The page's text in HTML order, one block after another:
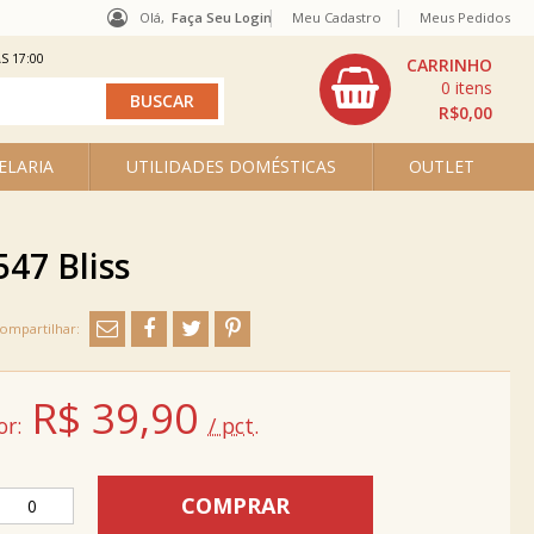
Olá, Faça Seu Login
UTILIDADES DOMÉSTICAS OUTLET
R$0,00
0
Meu Cadastro Meus Pedidos
17:00
Bliss
R$ 39,90 / pct.